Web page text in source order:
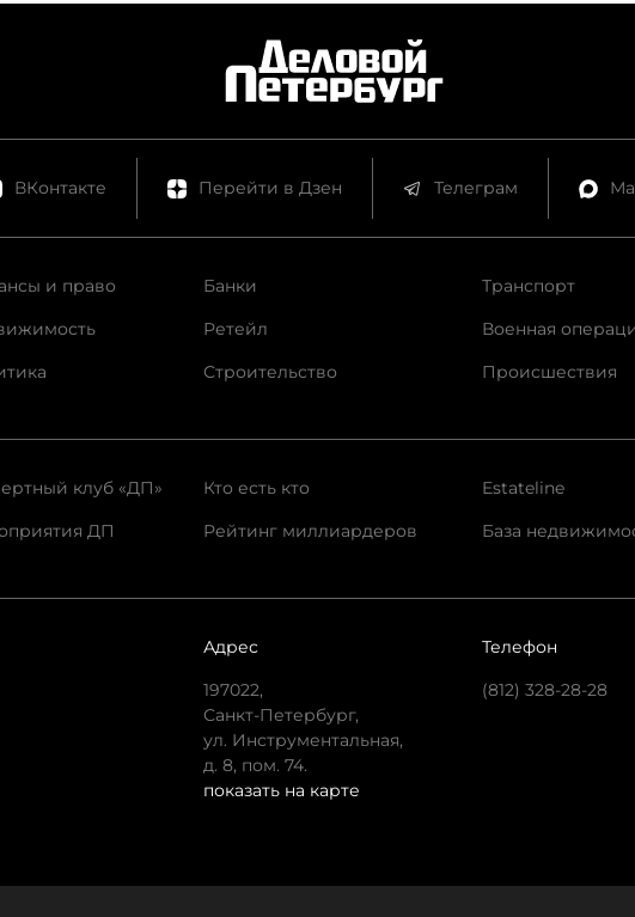
ВКонтакте Перейти в Дзен Телеграм
и право
Банки
Ретейл
Строительство
Транспорт
Военная
Происшествия
клуб «ДП»
ДП
Кто есть кто
Рейтинг миллиардеров
Estateline
База
Адрес
197022,
Санкт-Петербург,
ул. Инструментальная,
д. 8, пом. 74.
показать на карте
Телефон
(812) 328-28-28